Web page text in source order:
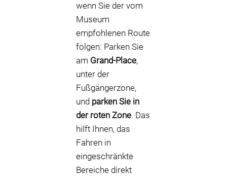
wenn Sie der vom
Museum
empfohlenen Route
folgen: Parken Sie
am Grand-Place,
unter der
Fußgängerzone,
und parken Sie in
der roten Zone. Das
hilft Ihnen, das
Fahren in
eingeschränkte
Bereiche direkt